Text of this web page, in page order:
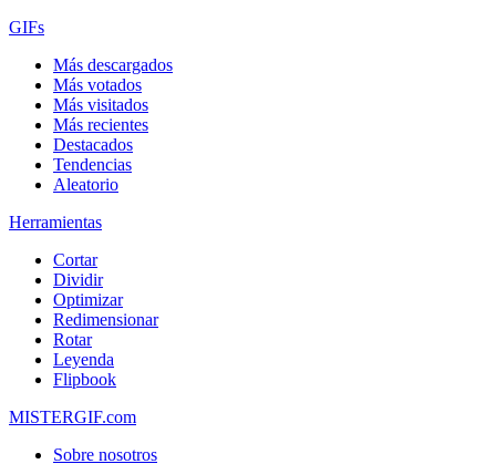
GIFs
Más descargados
Más votados
Más visitados
Más recientes
Destacados
Tendencias
Aleatorio
Herramientas
Cortar
Dividir
Optimizar
Redimensionar
Rotar
Leyenda
Flipbook
MISTERGIF.com
Sobre nosotros